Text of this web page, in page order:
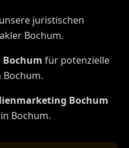
juristischen
Bochum.
für potenzielle
Bochum
Bochum.